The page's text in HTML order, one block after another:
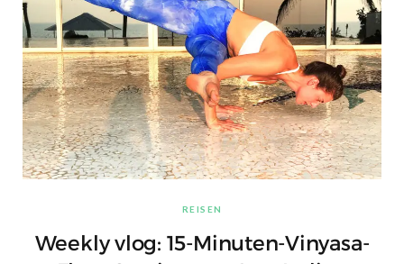
REISEN
Weekly vlog: 15-Minuten-Vinyasa-